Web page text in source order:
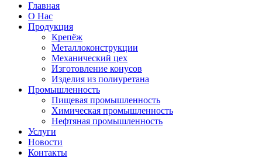
Главная
О Нас
Продукция
Крепёж
Металлоконструкции
Механический цех
Изготовление конусов
Изделия из полиуретана
Промышленность
Пищевая промышленность
Химическая промышленность
Нефтяная промышленность
Услуги
Новости
Контакты